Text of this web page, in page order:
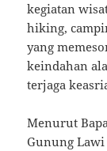
kegiatan
hiking,
yang
keindahan
terjaga
Menurut
Gunung Lawi